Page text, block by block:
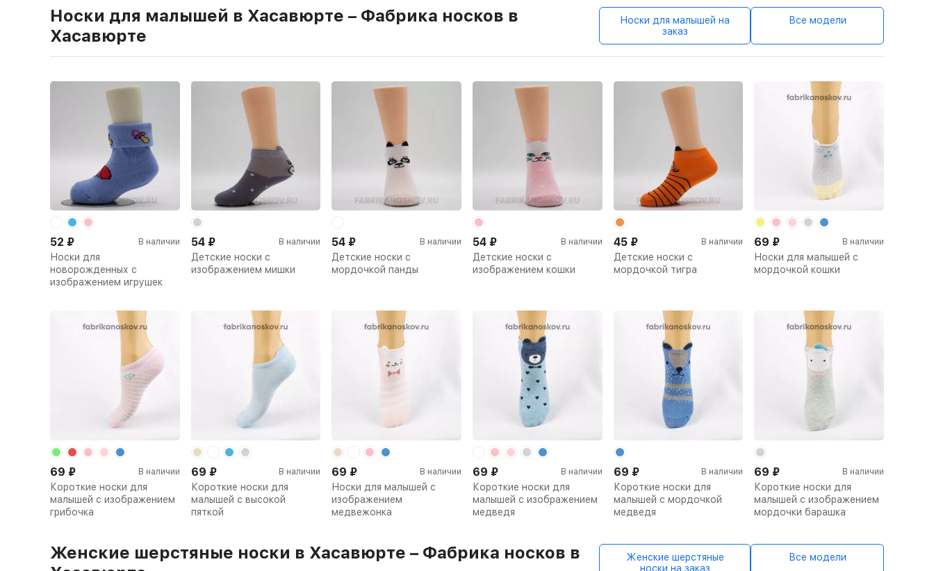
Носки для малышей в Хасавюрте – Фабрика носков в
Хасавюрте
Носки для малышей на
заказ
Все модели
Носки для
новорожденных c
изображением игрушек
52 ₽ В наличии
Детские носки с
изображением мишки
54 ₽ В наличии
Детские носки с
мордочкой панды
54 ₽ В наличии
Детские носки с
изображением кошки
54 ₽ В наличии
Детские носки с
мордочкой тигра
45 ₽ В наличии
Носки для малышей с
мордочкой кошки
69 ₽ В наличии
Короткие носки для
малышей с изображением
грибочка
69 ₽ В наличии
Короткие носки для
малышей с высокой
пяткой
69 ₽ В наличии
Носки для малышей с
изображением
медвежонка
69 ₽ В наличии
Короткие носки для
малышей с изображением
медведя
69 ₽ В наличии
Короткие носки для
малышей с мордочкой
медведя
69 ₽ В наличии
Короткие носки для
малышей с изображением
мордочки барашка
69 ₽ В наличии
Женские шерстяные носки в Хасавюрте – Фабрика носков в
Женские шерстяные
носки на заказ
Все модели